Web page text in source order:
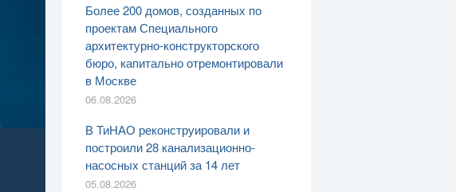
Более 200 домов, созданных по
проектам Специального
архитектурно-конструкторского
бюро, капитально отремонтировали
в Москве
06.08.2026
В ТиНАО реконструировали и
построили 28 канализационно-
насосных станций за 14 лет
05.08.2026